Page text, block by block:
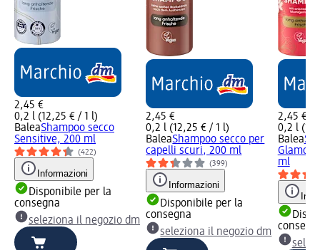
2,45 €
0,2 l (12,25 € / 1 l)
BaleaShampoo secco
Sensitive, 200 ml
(422)
Informazioni
Disponibile per la
consegna
seleziona il negozio dm
2,45 €
0,2 l (12,25 € / 1 l)
BaleaShampoo secco per
capelli scuri, 200 ml
(399)
Informazioni
Disponibile per la
consegna
seleziona il negozio dm
2,45 €
0,2 l
Balea
ml